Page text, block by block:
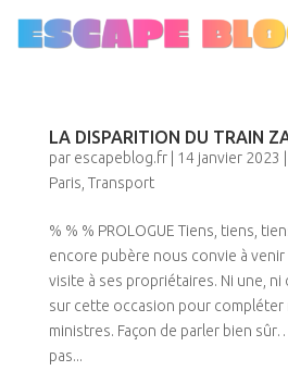
LA DISPARITION DU TRAIN
par escapeblog.fr| 14 janvier 2023
Paris Transport
% % % PROLOGUE Tiens, tiens,
encore pubère nous convie à
visite à ses propriétaires. Ni une,
sur cette occasion pour compléter
ministres. Façon de parler bien
pas...